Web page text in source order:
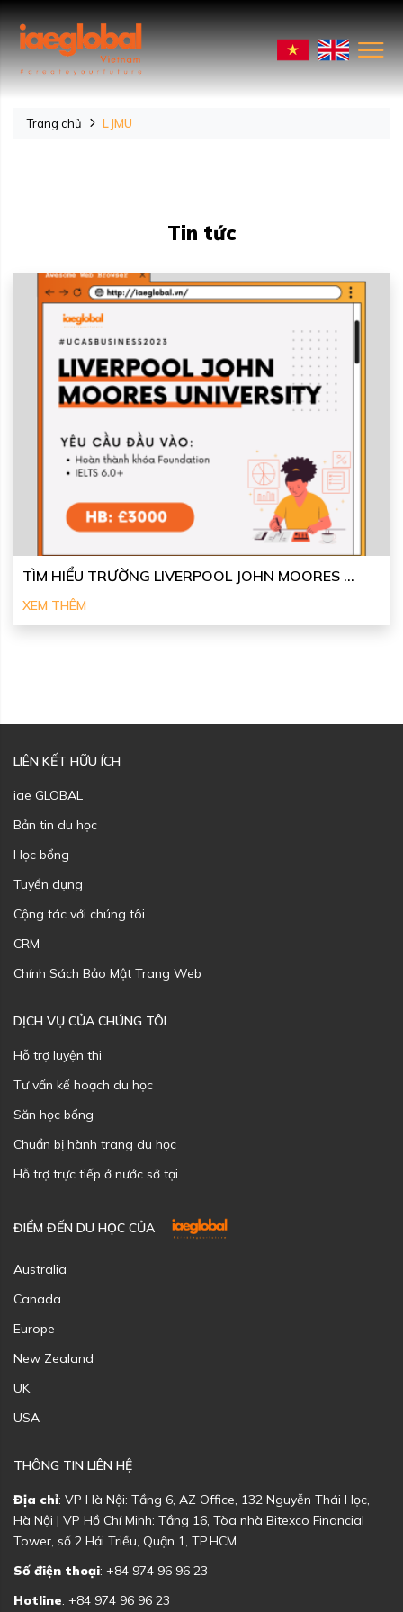
Trang chủ LJMU
Tin tức
TÌM HIỂU TRƯỜNG LIVERPOOL JOHN MOORES ...
XEM THÊM
LIÊN KẾT HỮU ÍCH
iae GLOBAL
Bản tin du học
Học bổng
Tuyển dụng
Cộng tác với chúng tôi
CRM
Chính Sách Bảo Mật Trang Web
DỊCH VỤ CỦA CHÚNG TÔI
Hỗ trợ luyện thi
Tư vấn kế hoạch du học
Săn học bổng
Chuẩn bị hành trang du học
Hỗ trợ trực tiếp ở nước sở tại
ĐIỂM ĐẾN DU HỌC CỦA
Australia
Canada
Europe
New Zealand
UK
USA
THÔNG TIN LIÊN HỆ
Địa chỉ: VP Hà Nội: Tầng 6, AZ Office, 132 Nguyễn Thái Học,
Hà Nội | VP Hồ Chí Minh: Tầng 16, Tòa nhà Bitexco Financial
Tower, số 2 Hải Triều, Quận 1, TP.HCM
Số điện thoại: +84 974 96 96 23
Hotline: +84 974 96 96 23